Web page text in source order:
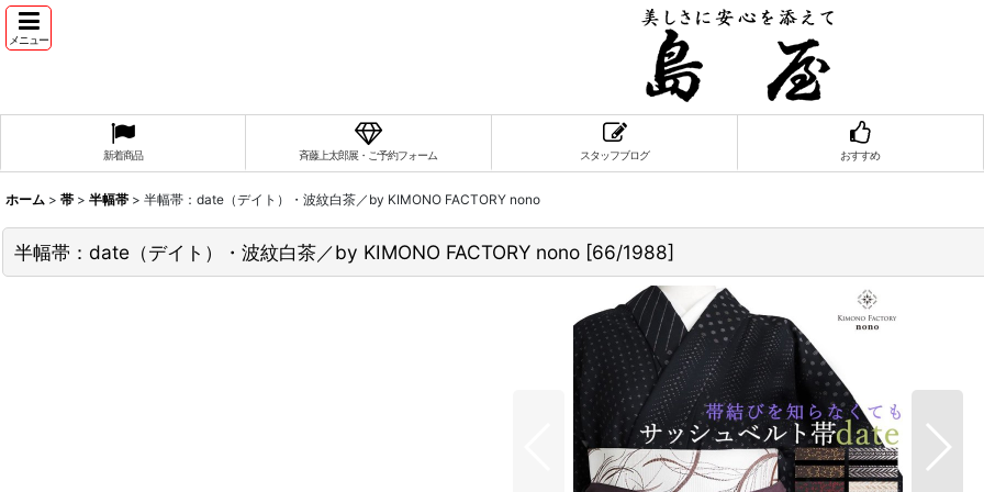
メニュー
新着商品 斉藤上太郎展・ご予約フォーム スタッフブログ おすすめ
ホーム > 帯 > 半幅帯 > 半幅帯：date（デイト）・波紋白茶／by KIMONO FACTORY nono
半幅帯：date（デイト）・波紋白茶／by KIMONO FACTORY nono [66/1988]